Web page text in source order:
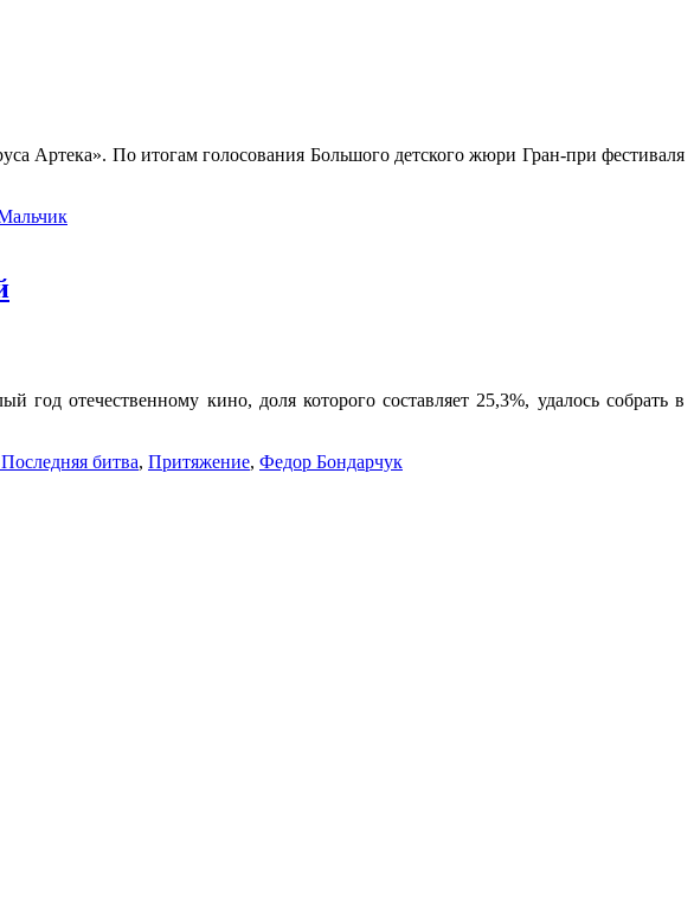
Артека». По итогам голосования Большого детского жюри Гран-при фестиваля
отечественному кино, доля которого составляет 25,3%, удалось собрать в
битва, Притяжение, Федор Бондарчук